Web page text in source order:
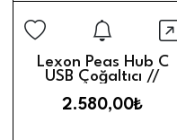
Lexon Peas Hub C
USB Çoğaltıcı //
2.580,00₺